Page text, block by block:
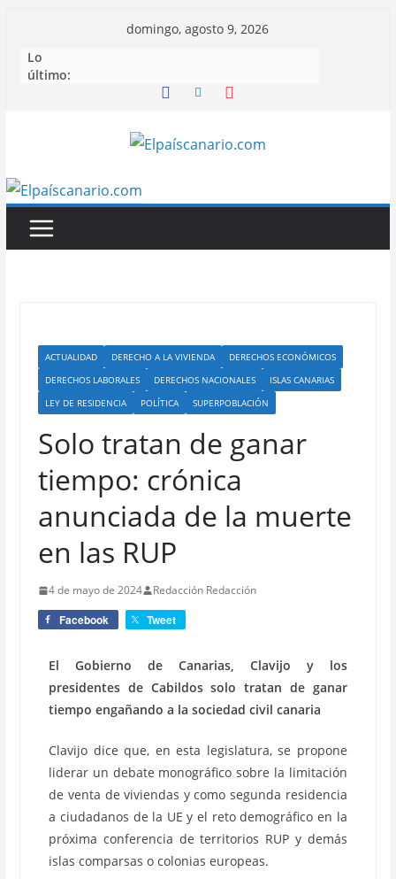
contenido
domingo, agosto 9, 2026
Lo
último:
ACTUALIDAD DERECHO A LA VIVIENDA
DERECHOS ECONÓMICOS
DERECHOS LABORALES
DERECHOS NACIONALES
ISLAS CANARIAS
LEY DE RESIDENCIA
POLÍTICA SUPERPOBLACIÓN
Solo tratan de ganar
tiempo: crónica
anunciada de la muerte
en las RUP
4 de mayo de 2024 Redacción Redacción
Facebook Tweet
El Gobierno de Canarias, Clavijo y los
presidentes de Cabildos solo tratan de ganar
tiempo engañando a la sociedad civil canaria
Clavijo dice que, en esta legislatura, se propone
liderar un debate monográfico sobre la limitación
de venta de viviendas y como segunda residencia
a ciudadanos de la UE y el reto demográfico en la
próxima conferencia de territorios RUP y demás
islas comparsas o colonias europeas.